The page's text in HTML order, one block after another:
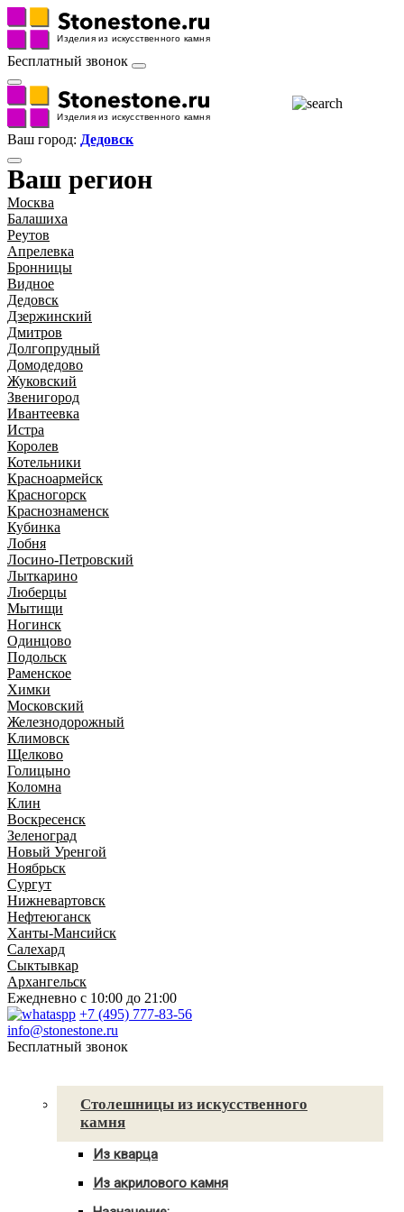
Бесплатный звонок
Ваш город: Дедовск
Ваш регион
Москва
Балашиха
Реутов
Апрелевка
Бронницы
Видное
Дедовск
Дзержинский
Дмитров
Долгопрудный
Домодедово
Жуковский
Звенигород
Ивантеевка
Истра
Королев
Котельники
Красноармейск
Красногорск
Краснознаменск
Кубинка
Лобня
Лосино-Петровский
Лыткарино
Люберцы
Мытищи
Ногинск
Одинцово
Подольск
Раменское
Химки
Московский
Железнодорожный
Климовск
Щелково
Голицыно
Коломна
Клин
Воскресенск
Зеленоград
Новый Уренгой
Ноябрьск
Сургут
Нижневартовск
Нефтеюганск
Ханты-Мансийск
Салехард
Сыктывкар
Архангельск
Ежедневно с 10:00 до 21:00
+7 (495) 777-83-56
info@stonestone.ru
Бесплатный звонок
Столешницы из искусственного
камня
Из кварца
Для ванны
С мойкой
Из акрилового камня